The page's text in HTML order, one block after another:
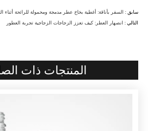
سابق : السفر بأناقة: أغطية بخاخ عطر مدمجة ومحمولة للرائحة أثناء
التالي : انصهار العطر: كيف تعزز الزجاجات الزجاجية تجربة العطور
المنتجات ذات